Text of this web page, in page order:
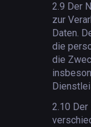
2.9 Der
zur
Daten.
die
die
2.10 Der